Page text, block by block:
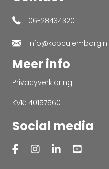
06-28434320
info@kcbculemborg.nl
Meer info
Privacyverklaring
KVK: 40157560
Social media